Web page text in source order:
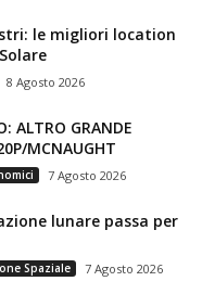
le migliori location
8 Agosto 2026
ALTRO GRANDE
MCNAUGHT
7 Agosto 2026
lunare passa per
Spaziale 7 Agosto 2026